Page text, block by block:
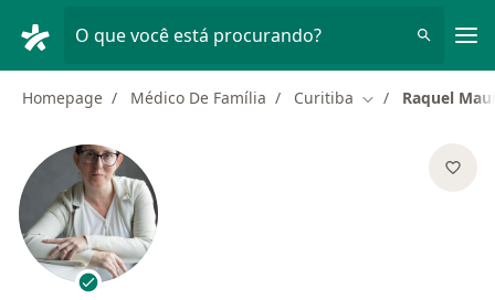
O que você está procurando?
Homepage Médico De Família Curitiba Mudar de cidade
Raquel